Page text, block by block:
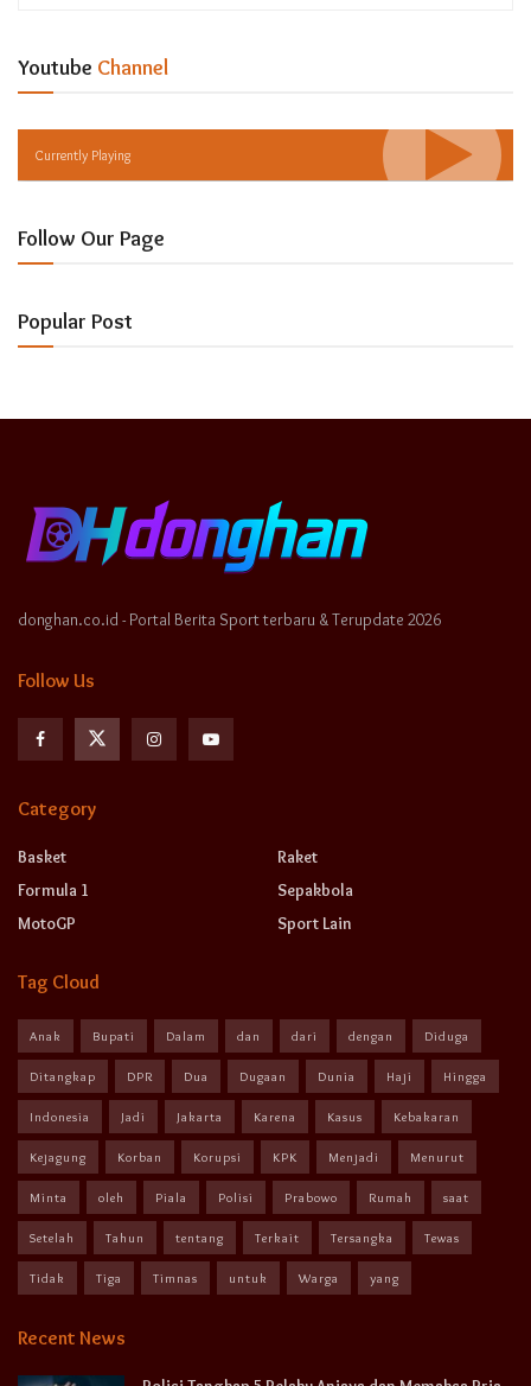
Youtube Channel
Currently Playing
Follow Our Page
Popular Post
donghan.co.id - Portal Berita Sport terbaru & Terupdate 2026
Follow Us
Category
Basket
Formula 1
MotoGP
Raket
Sepakbola
Sport Lain
Tag Cloud
Anak Bupati Dalam dan dari dengan Diduga
Ditangkap DPR Dua Dugaan Dunia Haji Hingga
Indonesia Jadi Jakarta Karena Kasus Kebakaran
Kejagung Korban Korupsi KPK Menjadi Menurut
Minta oleh Piala Polisi Prabowo Rumah saat
Setelah Tahun tentang Terkait Tersangka Tewas
Tidak Tiga Timnas untuk Warga yang
Recent News